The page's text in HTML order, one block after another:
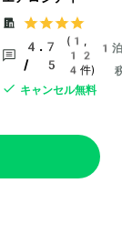
4.7
/ 5
(1,
12
4件)
キャンセル無料
1泊